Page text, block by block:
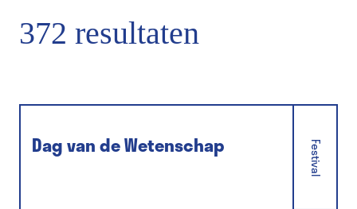
372 resultaten
Dag van de Wetenschap Festival